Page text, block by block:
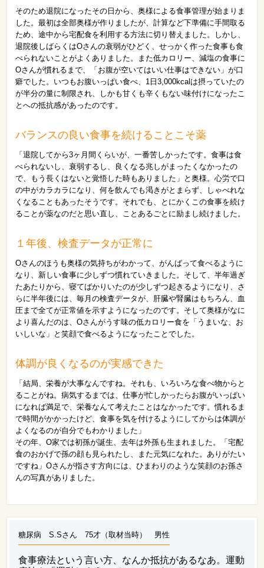
そのため退院になったその日から、奥様による食事管理が始まりま
した。最初は全部奥様が作りましたが、計算など下準備に手間取る
ため、途中から宅配食を利用する方法に切り替えました。しかし、
退院後しばらくはOさんの衰弱がひどく、せっかく作った食事も食
べられないことがよくありました。また低カロリー、減塩の食事に
Oさんが慣れるまで、「お腹が空いてはいい仕事はできない」が口
癖でした。いつもお腹いっぱい食べ、1日3,000kcalは摂っていたの
が半分の量に制限され、しかも甘くも辛くもない味付けになったこ
とへの抵抗感があったのです。
バランスの良い食事を続けることこそ薬
「退院してから3ヶ月間くらいが、一番苦しかったです。食事は食
べられないし、衰弱するし、良くなる兆しがまったくなかったの
で、もう長くはないと覚悟した時もありました」と奥様。心労で口
の中がカラカラになり、何を飲んでも渇きがとまらず、しゃべれな
くなることもあったそうです。それでも、とにかくこの食事を続け
ることが薬なのだと思い直し、ことあるごとに励まし続けました。
１年後、検査データが正常に
Oさんのほうも奥様の気持ちがわかって、がんばって食べるように
なり、新しい食事に少しずつ慣れていきました。そして、半年過ぎ
たあたりから、寝てばかりいたのが少しずつ起きるようになり、さ
らに半年後には、毎月の検査データが、肝臓や腎臓はもちろん、血
圧まで全てが正常値を示すようになったのです。そして奥様がなに
より喜んだのは、Oさんがうす味の低カロリー食を「うまいな、お
いしいな」と笑顔で食べるようになったことでした。
体調が良くなるのが実感できた
「結局、栄養が大事なんですね。それも、いろいろな食べ物からと
ることがね。病気するまでは、仕事が忙しかったらお腹がいっぱい
になれば満足で、栄養なんて考えたことはなかったです。慣れるま
で時間がかかったけど、食事を気を付けるようにしてからは体調が
よくなるのが自分でもわかりました」
その年、O家では初孫が誕生、去年は外孫も生まれました。「宅配
食のおかげで孫の顔も見られたし、また元気になれた。ありがたい
ですね」Oさんが指さす方向には、ひまわりのような笑顔のお孫さ
んの写真がありました。
糖尿病 S.Sさん 75才（取材当時） 男性
食事療法という言い方、なんか抵抗があるなあ。運動